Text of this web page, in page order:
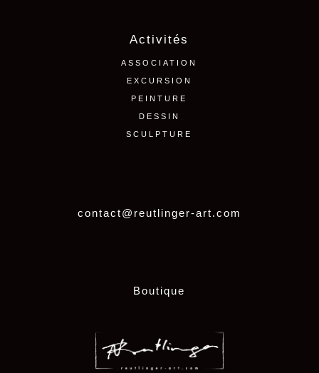
Activités
ASSOCIATION
EXCURSION
PEINTURE
DESSIN
SCULPTURE
contact@reutlinger-art.com
Boutique